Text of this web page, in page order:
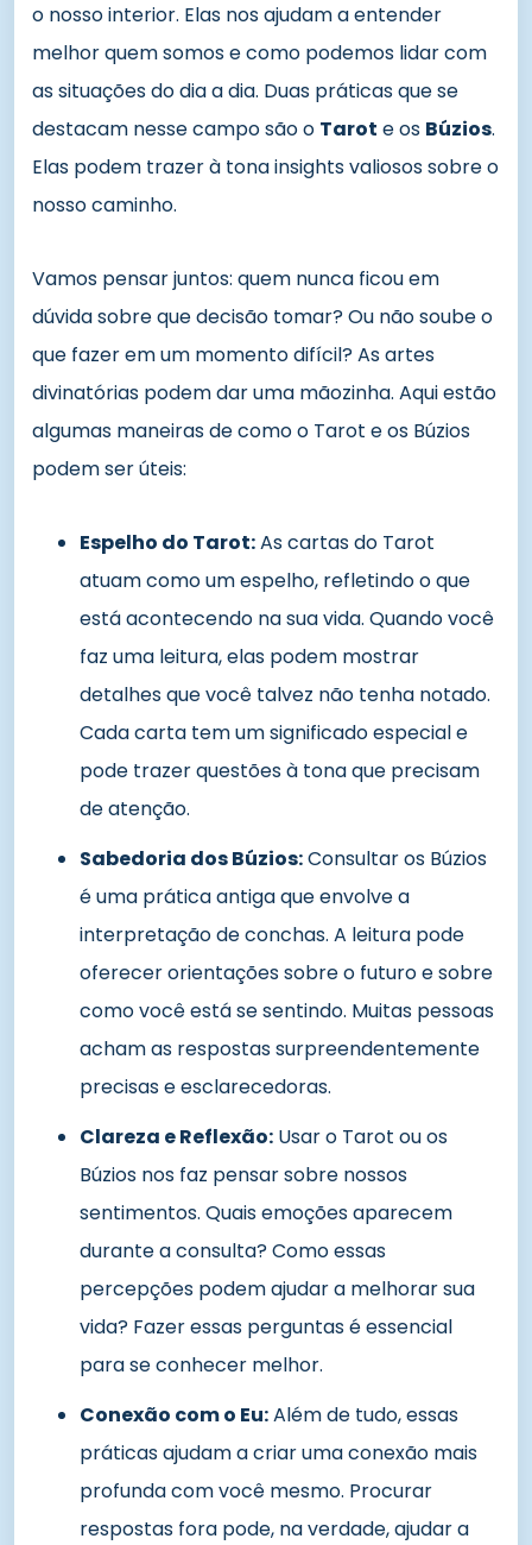
o nosso interior. Elas nos ajudam a entender
melhor quem somos e como podemos lidar com
as situações do dia a dia. Duas práticas que se
destacam nesse campo são o Tarot e os Búzios.
Elas podem trazer à tona insights valiosos sobre o
nosso caminho.
Vamos pensar juntos: quem nunca ficou em
dúvida sobre que decisão tomar? Ou não soube o
que fazer em um momento difícil? As artes
divinatórias podem dar uma mãozinha. Aqui estão
algumas maneiras de como o Tarot e os Búzios
podem ser úteis:
Espelho do Tarot:As cartas do Tarot
atuam como um espelho, refletindo o que
está acontecendo na sua vida. Quando você
faz uma leitura, elas podem mostrar
detalhes que você talvez não tenha notado.
Cada carta tem um significado especial e
pode trazer questões à tona que precisam
de atenção.
Sabedoria dos Búzios:Consultar os Búzios
é uma prática antiga que envolve a
interpretação de conchas. A leitura pode
oferecer orientações sobre o futuro e sobre
como você está se sentindo. Muitas pessoas
acham as respostas surpreendentemente
precisas e esclarecedoras.
Clareza e Reflexão: Usar o Tarot ou os
Búzios nos faz pensar sobre nossos
sentimentos. Quais emoções aparecem
durante a consulta? Como essas
percepções podem ajudar a melhorar sua
vida? Fazer essas perguntas é essencial
para se conhecer melhor.
Conexão com o Eu:Além de tudo, essas
práticas ajudam a criar uma conexão mais
profunda com você mesmo. Procurar
respostas fora pode, na verdade, ajudar a